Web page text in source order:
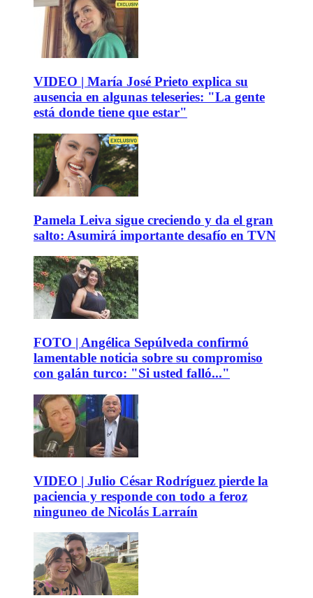
VIDEO | María José Prieto explica su
ausencia en algunas teleseries: "La gente
está donde tiene que estar"
Pamela Leiva sigue creciendo y da el gran
salto: Asumirá importante desafío en TVN
FOTO | Angélica Sepúlveda confirmó
lamentable noticia sobre su compromiso
con galán turco: "Si usted falló..."
VIDEO | Julio César Rodríguez pierde la
paciencia y responde con todo a feroz
ninguneo de Nicolás Larraín